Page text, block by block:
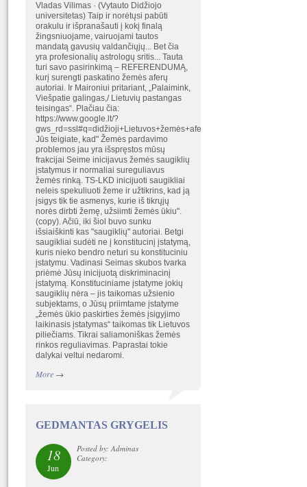
Vladas Vilimas · (Vytauto Didžiojo
universitetas) Taip ir norėtųsi pabūti
orakulu ir išpranašauti į kokį finalą
žingsniuojame, vairuojami tautos
mandatą gavusių valdančiųjų... Bet čia
yra profesionalių astrologų sritis... Tauta
turi savo pasirinkimą – REFERENDUMĄ,
kurį surengti paskatino žemės aferų
autoriai. Ir Maironiui pritariant, „Palaimink,
Viešpatie galingas,/ Lietuvių pastangas
teisingas“. Plačiau čia:
https://www.google.lt/?
gws_rd=ssl#q=didžioji+Lietuvos+žemės+afera
Jūs teigiate, kad" Žemės pardavimo
problemos jau yra išspręstos mūsų
frakcijai Seime inicijavus žemės saugiklių
įstatymus ir normaliai sureguliavus
žemės rinką. TS-LKD inicijuoti saugikliai
neleis spekuliuoti žeme ir užtikrins, kad ją
įsigys tik tie asmenys, kurie iš tikrųjų
norės dirbti žemę, užsiimti žemės ūkiu".
(copy). Ačiū, iki šiol buvo sunku
išsiaiškinti kas "saugiklių" autoriai. Betgi
saugikliai sudėti ne į konstitucinį įstatymą,
kuris nieko bendro neturi su konstituciniu
įstatymu. Vadinasi Seimas skubos tvarka
priėmė Jūsų inicijuotą diskriminacinį
įstatymą. Konstituciniame įstatyme jokių
saugiklių nėra – jis taikomas užsienio
subjektams, o Jūsų priimtame įstatyme
„žemės ūkio paskirties žemės įsigyjimo
laikinasis įstatymas“ taikomas tik Lietuvos
piliečiams. Tikrai saliamoniškas žemės
rinkos reguliavimas. Paprastai tokie
dalykai veltui nedaromi.
More→
GEDMANTAS GRYGELIS
18
Jun
Posted by: Adminas
Category: